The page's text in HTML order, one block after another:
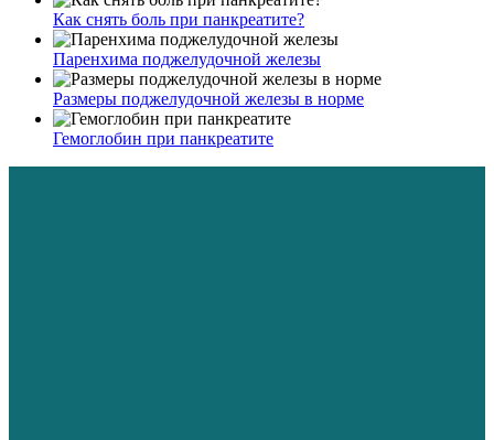
Как снять боль при панкреатите?
Паренхима поджелудочной железы
Размеры поджелудочной железы в норме
Гемоглобин при панкреатите